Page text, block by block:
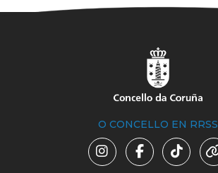
O CONCELLO EN RRSS